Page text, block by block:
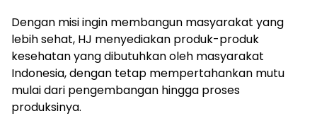
Dengan misi ingin membangun masyarakat yang
lebih sehat, HJ menyediakan produk-produk
kesehatan yang dibutuhkan oleh masyarakat
Indonesia, dengan tetap mempertahankan mutu
mulai dari pengembangan hingga proses
produksinya.